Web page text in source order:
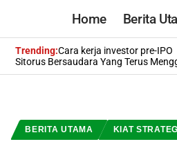
Home Berita
Trending:Cara kerja investor pre-IPO
Sitorus Bersaudara Yang Terus
BERITA UTAMA KIAT STRATEGI